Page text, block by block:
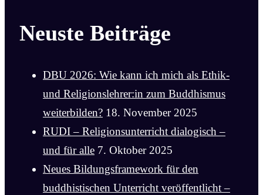
Neuste Beiträge
DBU 2026: Wie kann ich mich als Ethik-
und Religionslehrer:in zum Buddhismus
weiterbilden? 18. November 2025
RUDI – Religionsunterricht dialogisch –
und für alle 7. Oktober 2025
Neues Bildungsframework für den
buddhistischen Unterricht veröffentlicht –